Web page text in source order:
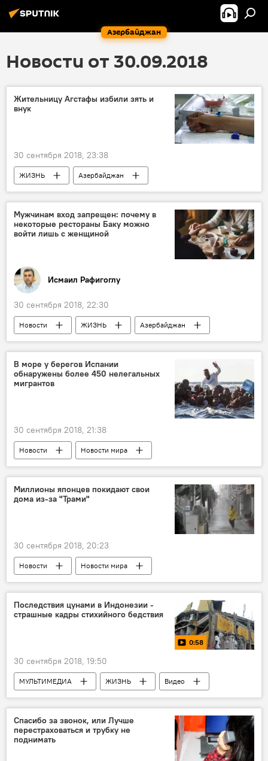
Азербайджан
Новости от 30.09.2018
Жительницу Агстафы избили зять и
внук
30 сентября 2018, 23:38
ЖИЗНЬ
Азербайджан
Происшествия
Новости
Мужчинам вход запрещен: почему в
некоторые рестораны Баку можно
войти лишь с женщиной
Исмаил Рафигоглу
30 сентября 2018, 22:30
Новости ЖИЗНЬ
Азербайджан
Колумнисты
В море у берегов Испании
обнаружены более 450 нелегальных
мигрантов
30 сентября 2018, 21:38
Новости Новости мира
Миллионы японцев покидают свои
дома из-за "Трами"
30 сентября 2018, 20:23
Новости Новости мира
Последствия цунами в Индонезии -
страшные кадры стихийного бедствия
0:58
30 сентября 2018, 19:50
МУЛЬТИМЕДИА ЖИЗНЬ
Видео
Новости
Новости мира
Cпасибо за звонок, или Лучше
перестраховаться и трубку не
поднимать